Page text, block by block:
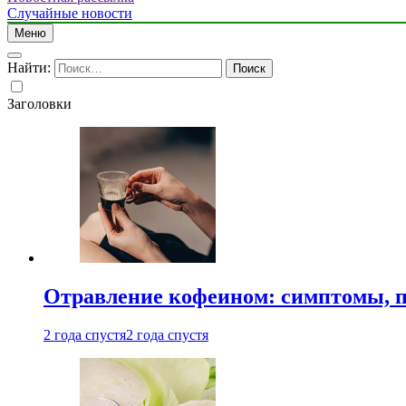
Случайные новости
Меню
Найти:
Заголовки
Отравление кофеином: симптомы,
2 года спустя2 года спустя